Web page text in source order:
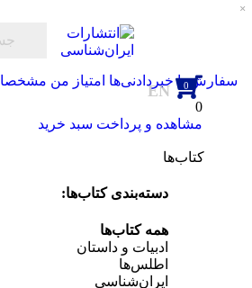
خبردادنی‌ها امتیاز من مشخصات 0
مشاهده و پرداخت سبد خرید
EN
کتاب‌ها
دسته‌بندی کتاب‌ها:
همه کتاب‌ها
ادبیات و داستان
اطلس‌ها
ایران‌شناسی